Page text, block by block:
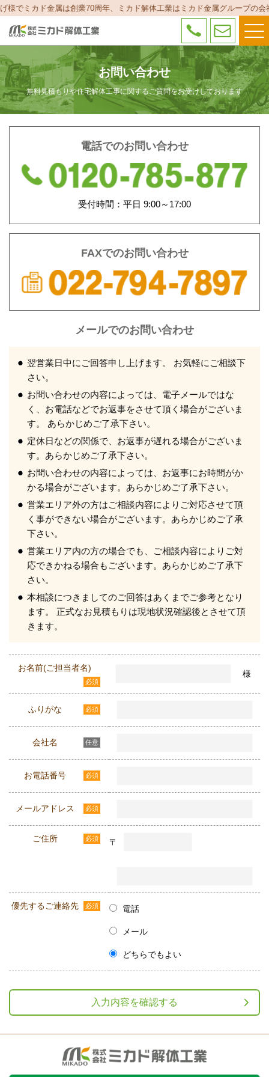
様でミカド金属は創業70周年、ミカド解体工業はミカド金属グループの会
ミカド解体工業
電話
する
メー
ルす
る
お問い合わせ
無料見積もりや住宅解体工事に関するご質問をお受けしております
電話でのお問い合わせ
0120-785-877
受付時間：平日 9:00～17:00
FAXでのお問い合わせ
メールでのお問い合わせ
翌営業日中にご回答申し上げます。 お気軽にご相談下
さい。
お問い合わせの内容によっては、電子メールではな
く、お電話などでお返事をさせて頂く場合がございま
す。 あらかじめご了承下さい。
定休日などの関係で、お返事が遅れる場合がございま
す。あらかじめご了承下さい。
お問い合わせの内容によっては、お返事にお時間がか
かる場合がございます。あらかじめご了承下さい。
営業エリア外の方はご相談内容によりご対応させて頂
く事ができない場合がございます。あらかじめご了承
下さい。
営業エリア内の方の場合でも、ご相談内容によりご対
応できかねる場合もございます。あらかじめご了承下
さい。
本相談につきましてのご回答はあくまでご参考となり
ます。 正式なお見積もりは現地状況確認後とさせて頂
きます。
お名前(ご担当者名)
必須
様
ふりがな 必須
会社名 任意
お電話番号 必須
メールアドレス 必須
ご住所 必須 〒
優先するご連絡先 必須 電話
メール
どちらでもよい
ミカド解体工業